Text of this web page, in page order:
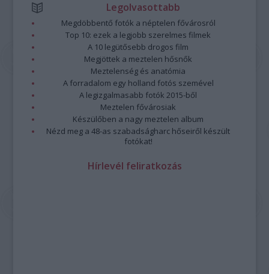
Legolvasottabb
Megdöbbentő fotók a néptelen fővárosról
Top 10: ezek a legjobb szerelmes filmek
A 10 legütősebb drogos film
Megjöttek a meztelen hősnők
Meztelenség és anatómia
A forradalom egy holland fotós szemével
A legizgalmasabb fotók 2015-ből
Meztelen fővárosiak
Készülőben a nagy meztelen album
Nézd meg a 48-as szabadságharc hőseiről készült
fotókat!
Hírlevél feliratkozás